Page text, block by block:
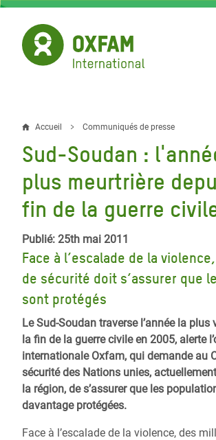
Aller
contenu
principal
Fil
d'Ariane
Accueil Communiqués de presse
Sud-Soudan :
plus meurtrière
fin de la guerre
Publié: 25th mai 2011
Face à l’escalade de la
de sécurité doit s’assurer que
sont protégés
Le Sud-Soudan traverse l’année la plus
la fin de la guerre civile en 2005, alerte
internationale Oxfam, qui demande au
sécurité des Nations unies,
la région, de s’assurer que les
davantage protégées.
Face à l’escalade de la violence, des